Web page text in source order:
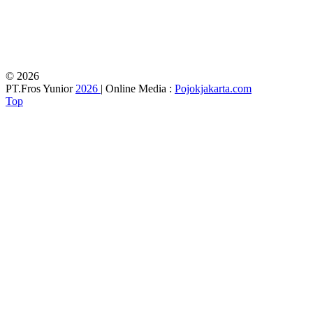
© 2026
PT.Fros Yunior2026 | Online Media : Pojokjakarta.com
Top